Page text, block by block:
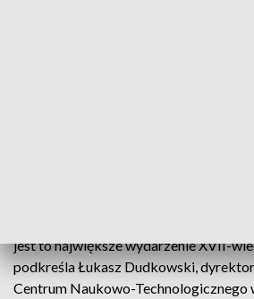
jest to największe wydarzenie XVII-
podkreśla Łukasz Dudkowski,
Centrum Naukowo-Technologicznego